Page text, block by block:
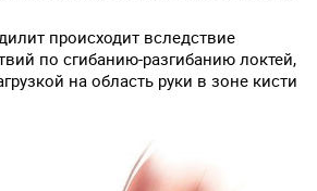
происходит вследствие
по сгибанию-разгибанию локтей,
на область руки в зоне кисти